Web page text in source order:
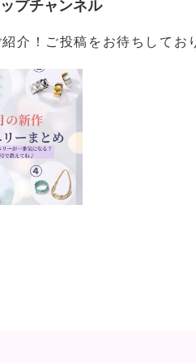
プチャンネル
介！ご投稿をお待ちしてお